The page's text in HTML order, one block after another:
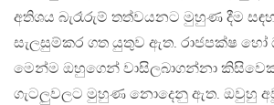
අතිශය බැරෑරුම් තත්වයනට මුහුණ දීම
සැලසුම්කර ගත යුතුව ඇත. රාජපක්ෂ හෝ
මෙන්ම ඔහුගෙන් වාසිලබාගන්නා
ගැටලුවලට මුහුණ නොදෙනු ඇත. ඔවුහු